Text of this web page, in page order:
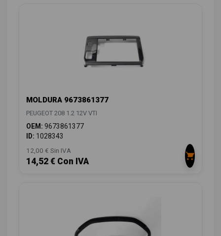
MOLDURA 9673861377
PEUGEOT 208 1.2 12V VTI
OEM: 9673861377
ID: 1028343
12,00 € Sin IVA
14,52 € Con IVA